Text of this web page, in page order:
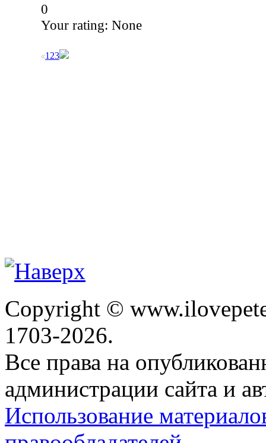
0
Your rating: None
1 23
Copyright ©
1703-2026.
Все права на
администрации сайта и
Использование